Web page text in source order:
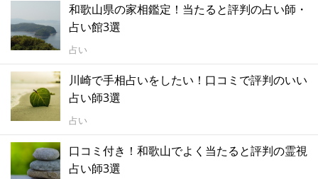
和歌山県の家相鑑定！当たると評判の占い師・
占い館3選
占い
川崎で手相占いをしたい！口コミで評判のいい
占い師3選
占い
口コミ付き！和歌山でよく当たると評判の霊視
占い師3選